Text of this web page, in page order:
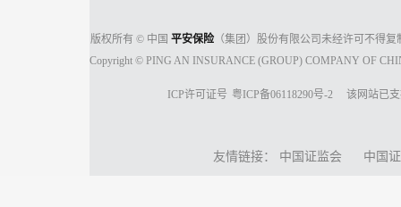
版权所有 © 中国 平安保险 （集团）股份有限公司未经许可不得
Copyright © PING AN INSURANCE (GROUP) COMPANY OF
ICP许可证号 粤ICP备06118290号-2 该网站已
友情链接： 中国证监会 中国